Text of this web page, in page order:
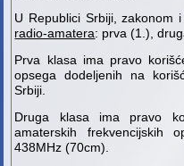
U Republici Srbiji, zakonom
radio-amatera: prva (1.),
Prva klasa ima pravo
opsega dodeljenih na
Srbiji.
Druga klasa ima pravo
amaterskih frekvencijskih
438MHz (70cm).